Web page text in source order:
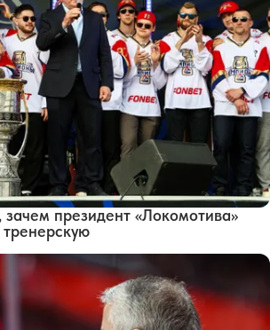
президент «Локомотива»